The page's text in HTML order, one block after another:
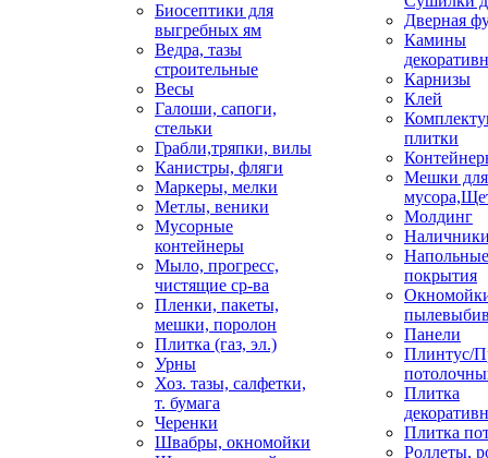
Биосептики для
выгребных ям
Ведра, тазы
строительные
Весы
Галоши, сапоги,
стельки
Грабли,тряпки, вилы
Канистры, фляги
Маркеры, мелки
Метлы, веники
Мусорные
контейнеры
Мыло, прогресс,
чистящие ср-ва
Пленки, пакеты,
мешки, поролон
Плитка (газ, эл.)
Урны
Хоз. тазы, салфетки,
т. бумага
Черенки
Швабры, окномойки
Дверная
Камины
Карнизы
Клей
плитки
Мешки для
Молдинг
Напольные
покрытия
Панели
Плинтус/
Плитка
Плитка
Роллеты,